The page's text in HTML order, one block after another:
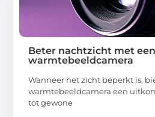
Beter nachtzicht met
warmtebeeldcamera
Wanneer het zicht beperkt is,
warmtebeeldcamera een
tot gewone